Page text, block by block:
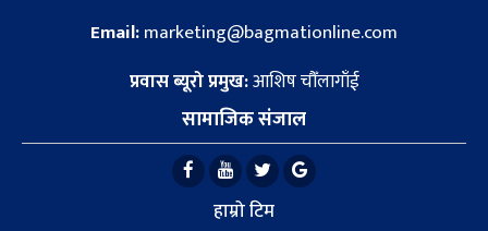
Email:marketing@bagmationline.com
प्रवास ब्यूरो प्रमुख:आशिष चौँलागाँई
सामाजिक संजाल
हाम्रो टिम